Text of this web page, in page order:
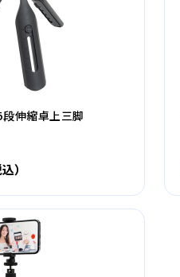
伸縮卓上三脚
）